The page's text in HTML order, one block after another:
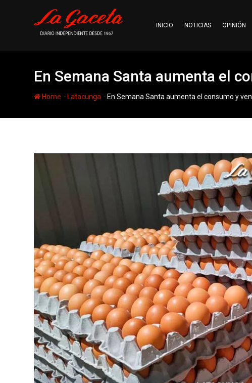
INICIO NOTICIAS OPINIÓN
En Semana Santa aumenta el
Home - Latacunga - En Semana Santa aumenta el consumo y